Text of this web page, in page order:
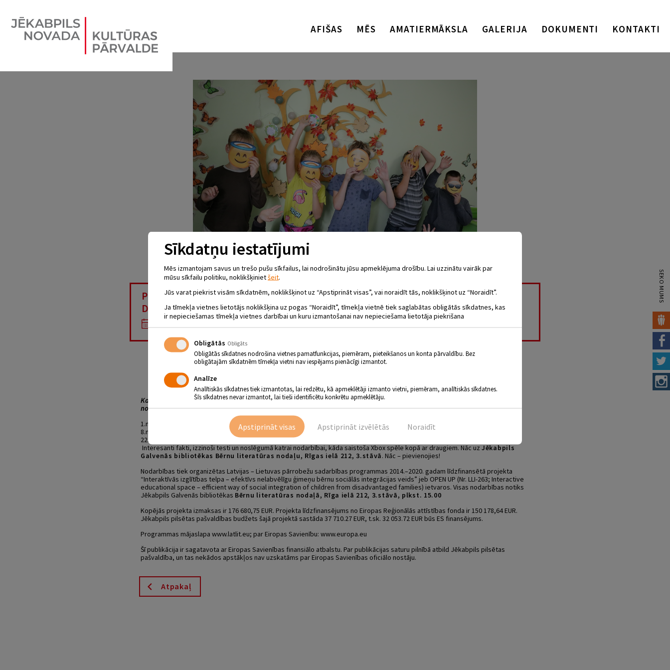
AFIŠAS MĒS AMATIERMĀKSLA GALERIJA DOKUMENTI KONTAKTI
PROJEKTA “OPEN UP” NODARBĪBA “STARPTAUTISKĀ LAIPNĪBAS
DIENA”
08.11.2019 | plkst.15.00 - 16.00
Katru piektdienu Jēkabpils Galvenās bibliotēkas bērnu literatūras nodaļā no 15.00 līdz 16.00 gaidīsim uz “Atvērtajām
nodarbībām” par dažādām tēmām:
1.novembris – Mārtiņdienas raibumi;
8.novembris – Starptautiskā Laipnības diena;
22.novembris – Kas Tu esi, mūsu LATVIJA?
Interesanti fakti, izzinoši testi un noslēgumā katrai nodarbībai, kāda saistoša Xbox spēle kopā ar draugiem. Nāc uzJēkabpils
Galvenās bibliotēkas Bērnu literatūras nodaļu, Rīgas ielā 212, 3.stāvā. Nāc – pievienojies!
Nodarbības tiek organizētas Latvijas – Lietuvas pārrobežu sadarbības programmas 2014.–2020. gadam līdzfinansētā projekta
“Interaktīvās izglītības telpa – efektīvs nelabvēlīgu ģimeņu bērnu sociālās integrācijas veids” jeb OPEN UP (Nr. LLI-263; Interactive
educational space – efficient way of social integration of children from disadvantaged families) ietvaros. Visas nodarbības notiks
Jēkabpils Galvenās bibliotēkas Bērnu literatūras nodaļā, Rīga ielā 212, 3.stāvā, plkst. 15.00
Kopējās projekta izmaksas ir 176 680,75 EUR. Projekta līdzfinansējums no Eiropas Reģionālās attīstības fonda ir 150 178,64 EUR.
Jēkabpils pilsētas pašvaldības budžets šajā projektā sastāda 37 710.27 EUR, t.sk. 32 053.72 EUR būs ES finansējums.
Programmas mājaslapa www.latlit.eu; par Eiropas Savienību: www.europa.eu
Šī publikācija ir sagatavota ar Eiropas Savienības finansiālo atbalstu. Par publikācijas saturu pilnībā atbild Jēkabpils pilsētas
pašvaldība, un tas nekādos apstākļos nav uzskatāms par Eiropas Savienības oficiālo nostāju.
Atpakaļ
SEKO MUMS
Sīkdatņu iestatījumi
Mēs izmantojam savus un trešo pušu sīkfailus, lai nodrošinātu jūsu apmeklējuma drošību. Lai uzzinātu vairāk par
mūsu sīkfailu politiku, noklikšķinietšeit.
Jūs varat piekrist visām sīkdatnēm, noklikšķinot uz “Apstiprināt visas”, vai noraidīt tās, noklikšķinot uz “Noraidīt”.
Ja tīmekļa vietnes lietotājs noklikšķina uz pogas “Noraidīt”, tīmekļa vietnē tiek saglabātas obligātās sīkdatnes, kas
ir nepieciešamas tīmekļa vietnes darbībai un kuru izmantošanai nav nepieciešama lietotāja piekrišana
Obligātās Obligāts
Obligātās sīkdatnes nodrošina vietnes pamatfunkcijas, piemēram, pieteikšanos un konta pārvaldību. Bez
obligātajām sīkdatnēm tīmekļa vietni nav iespējams pienācīgi izmantot.
Analīze
Analītiskās sīkdatnes tiek izmantotas, lai redzētu, kā apmeklētāji izmanto vietni, piemēram, analītiskās sīkdatnes.
Šīs sīkdatnes nevar izmantot, lai tieši identificētu konkrētu apmeklētāju.
Noraidīt
Apstiprināt izvēlētās
Apstiprināt visas